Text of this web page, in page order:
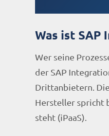
Was ist SAP
Wer seine
der SAP
Drittanbietern.
Hersteller spricht
steht (iPaaS).